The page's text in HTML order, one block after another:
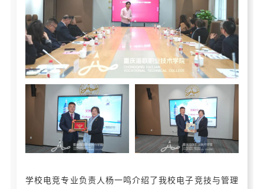
学校电竞专业负责人杨一鸣介绍了我校电子竞技与管理